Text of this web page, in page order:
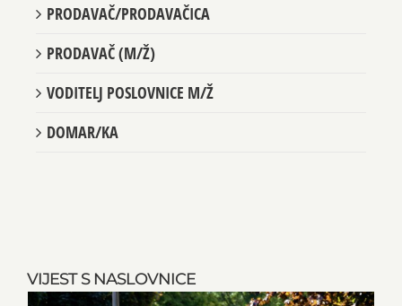
VIJEST S NASLOVNICE
PRODAVAČ/PRODAVAČICA
PRODAVAČ (M/Ž)
VODITELJ POSLOVNICE M/Ž
DOMAR/KA